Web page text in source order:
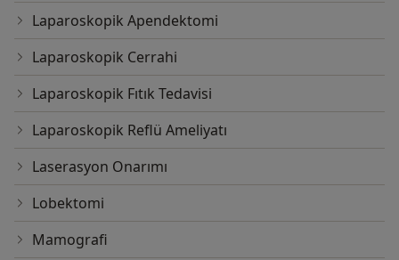
Laparoskopik Apendektomi
Laparoskopik Cerrahi
Laparoskopik Fıtık Tedavisi
Laparoskopik Reflü Ameliyatı
Laserasyon Onarımı
Lobektomi
Mamografi